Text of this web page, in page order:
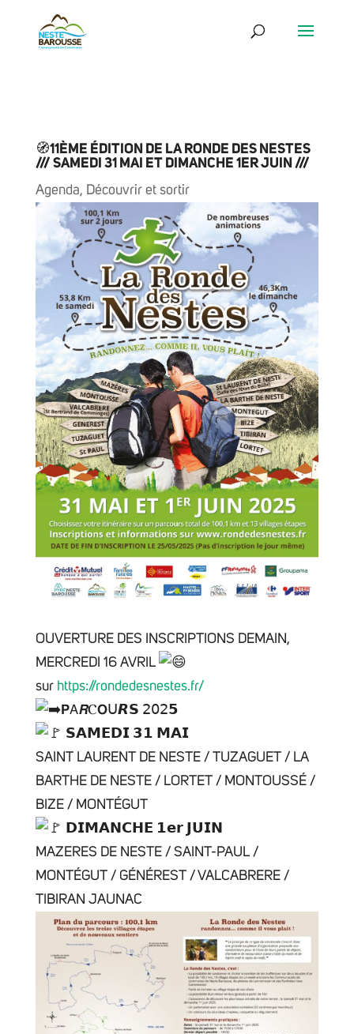
🧭11ÈME ÉDITION DE LA RONDE DES NESTES
/// SAMEDI 31 MAI ET DIMANCHE 1ER JUIN ///
Agenda, Découvrir et sortir
OUVERTURE DES INSCRIPTIONS DEMAIN,
MERCREDI 16 AVRIL
sur https://rondedesnestes.fr/
𝝦𝖠𝙍Ⲥ𝝤ꓴ𝙍𝗦 𝟤𝟢𝟤𝟱
𝗦𝗔𝗠𝗘𝗗𝗜 𝟯𝟭 𝗠𝗔𝗜
SAINT LAURENT DE NESTE / TUZAGUET / LA
BARTHE DE NESTE / LORTET / MONTOUSSÉ /
BIZE / MONTÉGUT
𝗗𝗜𝗠𝗔𝗡𝗖𝗛𝗘 𝟭𝗲𝗿 𝗝𝗨𝗜𝗡
MAZERES DE NESTE / SAINT-PAUL /
MONTÉGUT / GÉNÉREST / VALCABRERE /
TIBIRAN JAUNAC